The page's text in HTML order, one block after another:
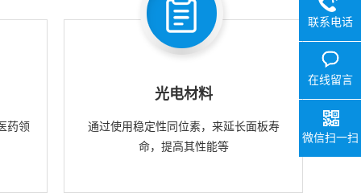
药领
光电材料
通过使用稳定性同位素，来延长面板寿
命，提高其性能等
联系电话
在线留言
微信扫一扫